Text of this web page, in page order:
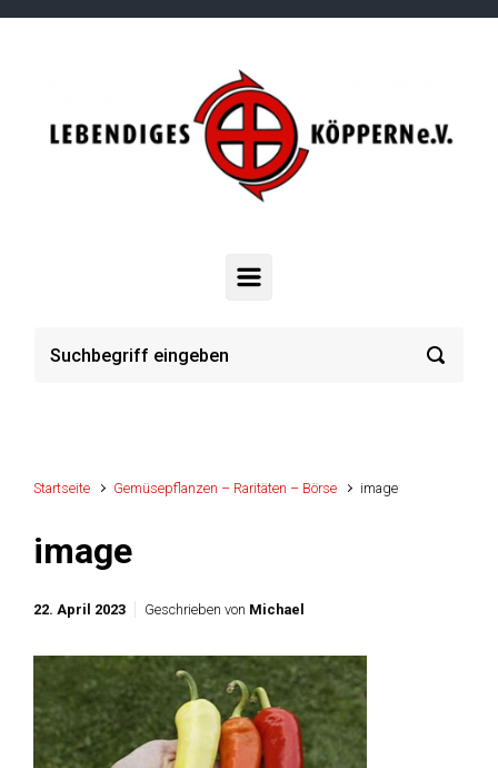
Zum Hauptinhalt springen
Startseite Gemüsepflanzen – Raritäten – Börse image
image
22. April 2023 Geschrieben von Michael